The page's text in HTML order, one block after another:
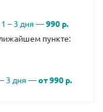
1 – 3 дня —990 р.
пункте:
3 дня —от 990 р.